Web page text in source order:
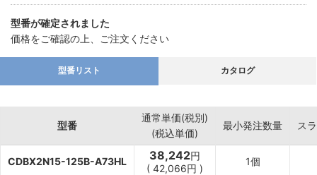
型番が確定されました
価格をご確認の上、ご注文ください
型番リスト カタログ
型番
通常単価(税別)
(税込単価)
最小発注数量 ス
CDBX2N15-125B-A73HL 38,242円
( 42,066円 )
1個